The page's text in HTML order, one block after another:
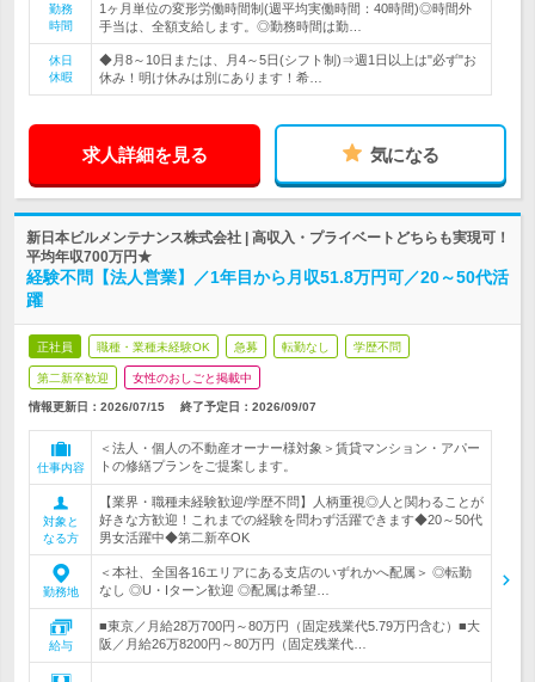
勤務
時間
1ヶ月単位の変形労働時間制(週平均実働時間：40時間)◎時間外
手当は、全額支給します。◎勤務時間は勤…
休日
休暇
◆月8～10日または、月4～5日(シフト制)⇒週1日以上は"必ず"お
休み！明け休みは別にあります！希…
求人詳細を見る 気になる
新日本ビルメンテナンス株式会社 | 高収入・プライベートどちらも実現可！
平均年収700万円★
経験不問【法人営業】／1年目から月収51.8万円可／20～50代活
躍
正社員 職種・業種未経験OK 急募 転勤なし 学歴不問
第二新卒歓迎 女性のおしごと掲載中
情報更新日：2026/07/15 終了予定日： 2026/09/07
仕事内容
＜法人・個人の不動産オーナー様対象＞賃貸マンション・アパー
トの修繕プランをご提案します。
対象と
なる方
【業界・職種未経験歓迎/学歴不問】人柄重視◎人と関わることが
好きな方歓迎！これまでの経験を問わず活躍できます◆20～50代
男女活躍中◆第二新卒OK
勤務地
＜本社、全国各16エリアにある支店のいずれかへ配属＞ ◎転勤
なし ◎U・Iターン歓迎 ◎配属は希望…
給与
■東京／月給28万700円～80万円（固定残業代5.79万円含む）■大
阪／月給26万8200円～80万円（固定残業代…